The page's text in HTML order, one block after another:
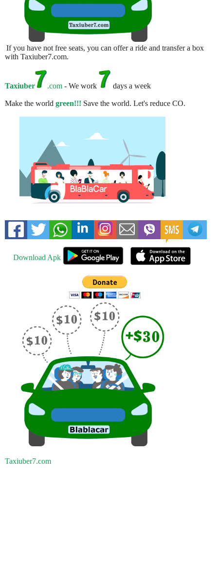
If you have not free seats, you can offer a ride and transfer a box
with Taxiuber7.com.
Taxiuber .com - We work days a week
Make the world green!!! Save the world. Let's reduce CO.
Download Apk
Taxiuber7.com